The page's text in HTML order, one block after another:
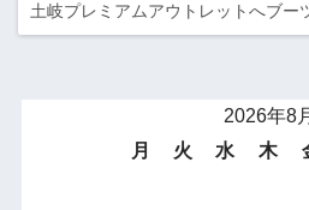
土岐プレミアムアウトレットへブー
2026年8
月
火 水 木